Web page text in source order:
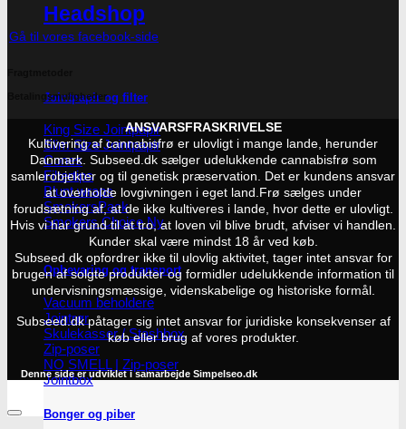
Headshop
Jointpapir og filter
King Size Jointpapir
Slim Size Jointpapir
Cones
Filtertips
Blunt wraps
SmokersPack
Smokers Choice
Opbevaring og transport
Vacuum beholdere
Jointrør
Skulekasser / Stashbox
Zip-poser
NO SMELL | Zip-poser
Jointbox
Bonger og piber
Gå til vores facebook-side
Betalingsmuligheder
ANSVARSFRASKRIVELSE
Kultivering af cannabisfrø er ulovligt i mange lande, herunder
Danmark. Subseed.dk sælger udelukkende cannabisfrø som
samlerobjekter og til genetisk præservation. Det er kundens ansvar
at overholde lovgivningen i eget land. Frø sælges under
forudsætning af, at de ikke kultiveres i lande, hvor dette er ulovligt.
Hvis vi har grund til at tro, at loven vil blive brudt, afviser vi handlen.
Kunder skal være mindst 18 år ved køb.
Subseed.dk opfordrer ikke til ulovlig aktivitet, tager intet ansvar for
brugen af solgte produkter og formidler udelukkende information til
undervisningsmæssige, videnskabelige og historiske formål.
Subseed.dk påtager sig intet ansvar for juridiske konsekvenser af
køb eller brug af vores produkter.
Denne side er udviklet i samarbejde Simpelseo.dk